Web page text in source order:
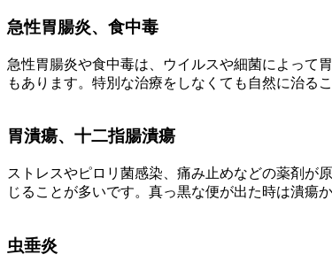
急性胃腸炎、食中毒
急性胃腸炎や食中毒は、ウイルスや細菌によって
もあります。特別な治療をしなくても自然に治る
胃潰瘍、十二指腸潰瘍
ストレスやピロリ菌感染、痛み止めなどの薬剤が
じることが多いです。真っ黒な便が出た時は潰瘍
虫垂炎